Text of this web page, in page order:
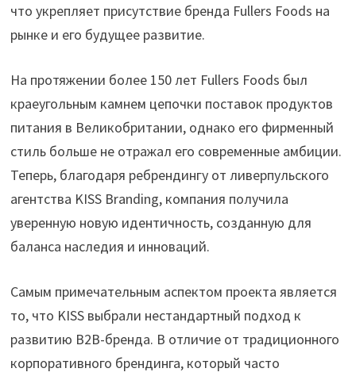
что укрепляет присутствие бренда Fullers Foods на
рынке и его будущее развитие.
На протяжении более 150 лет Fullers Foods был
краеугольным камнем цепочки поставок продуктов
питания в Великобритании, однако его фирменный
стиль больше не отражал его современные амбиции.
Теперь, благодаря ребрендингу от ливерпульского
агентства KISS Branding, компания получила
уверенную новую идентичность, созданную для
баланса наследия и инноваций.
Самым примечательным аспектом проекта является
то, что KISS выбрали нестандартный подход к
развитию B2B-бренда. В отличие от традиционного
корпоративного брендинга, который часто